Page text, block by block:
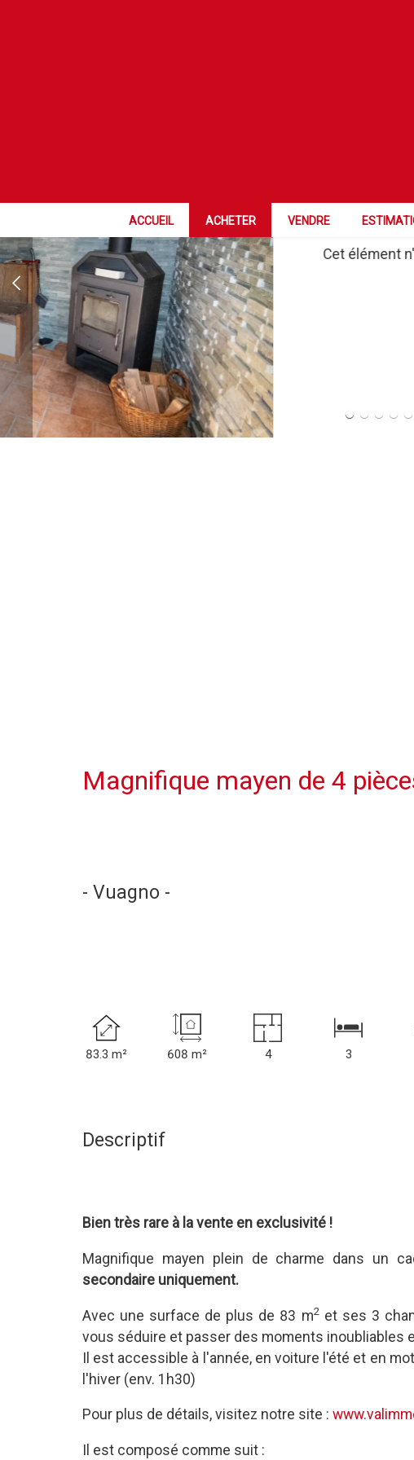
ACCUEIL ACHETER VENDRE
Cet élément
Magnifique mayen de 4
- Vuagno -
83.3 m² 608 m² 4 3
Descriptif
Bien très rare à la vente en exclusivité !
Magnifique mayen plein de charme dans un
secondaire uniquement.
Avec une surface de plus de 83 m2et ses 3
vous séduire et passer des moments inoubliables
Il est accessible à l'année, en voiture l'été et en
l'hiver (env. 1h30)
Pour plus de détails, visitez notre site :
Il est composé comme suit :